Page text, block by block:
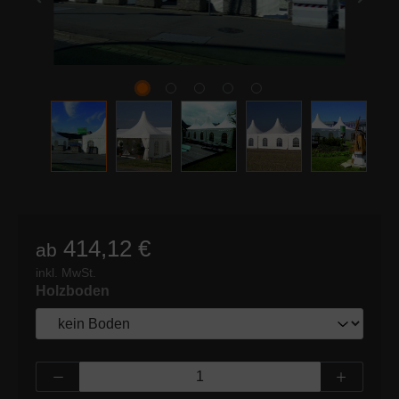
ab 414,12 €
inkl. MwSt.
Holzboden
Produkt Anzahl: Gib den gewünschten